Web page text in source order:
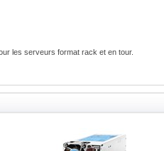
les serveurs format rack et en tour.
à la même vitesse.